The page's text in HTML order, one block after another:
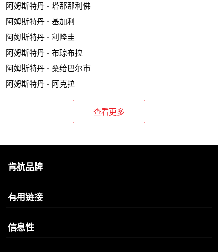
阿姆斯特丹 - 塔那那利佛
阿姆斯特丹 - 基加利
阿姆斯特丹 - 利隆圭
阿姆斯特丹 - 布琼布拉
阿姆斯特丹 - 桑给巴尔市
阿姆斯特丹 - 阿克拉
查看更多
肯航品牌
keyboard_arrow_down
有用链接
keyboard_arrow_down
信息性
keyboard_arrow_down